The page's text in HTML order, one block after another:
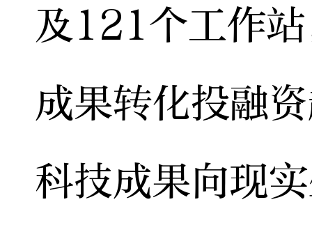
及121个工作
成果转化投融
科技成果向现